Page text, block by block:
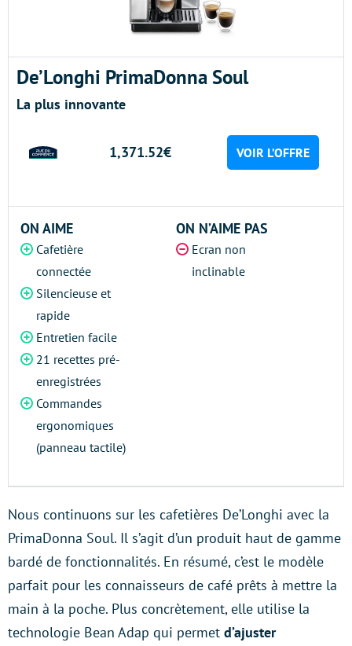
De’Longhi PrimaDonna Soul
La plus innovante
1,371.52€ VOIR L’OFFRE
ON AIME
Cafetière
connectée
Silencieuse et
rapide
Entretien facile
21 recettes pré-
enregistrées
Commandes
ergonomiques
(panneau tactile)
ON N’AIME PAS
Ecran non
inclinable
Nous continuons sur les cafetières De’Longhi avec la
PrimaDonna Soul. Il s’agit d’un produit haut de gamme
bardé de fonctionnalités. En résumé, c’est le modèle
parfait pour les connaisseurs de café prêts à mettre la
main à la poche. Plus concrètement, elle utilise la
technologie Bean Adap qui permet d’ajuster